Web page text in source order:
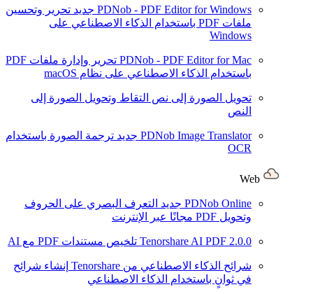
PDNob - PDF Editor for Windows جديد تحرير وتحسين
ملفات PDF باستخدام الذكاء الاصطناعي على
Windows
PDNob - PDF Editor for Mac
تحرير وإدارة ملفات PDF
باستخدام الذكاء الاصطناعي على نظام macOS
تحويل الصورة إلى نص التقاط وتحويل الصورة إلى
النص
PDNob Image Translator جديد ترجمة الصورة باستخدام
OCR
PDNob Online جديد التعرف البصري على الحروف
وتحويل PDF مجانًا عبر الإنترنت
Tenorshare AI PDF 2.0.0 تلخيص مستندات PDF مع AI
شرائح الذكاء الاصطناعي من Tenorshare
إنشاء شرائح
في ثوانٍ باستخدام الذكاء الاصطناعي